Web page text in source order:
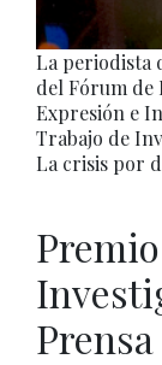
La periodista
del Fórum de
Expresión e
Trabajo de
La crisis por